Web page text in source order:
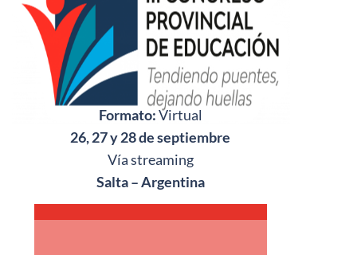
Formato:Virtual
26, 27 y 28 de septiembre
Vía streaming
Salta – Argentina